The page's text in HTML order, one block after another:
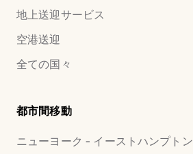
地上送迎サービス
空港送迎
全ての国々
都市間移動
ニューヨーク - イーストハンプトン